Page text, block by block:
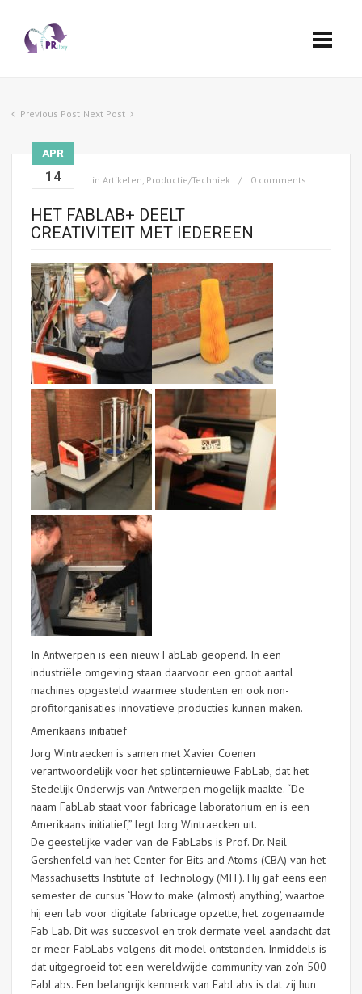
Previous Post Next Post
APR
14 in Artikelen, Productie/Techniek 0 comments
HET FABLAB+ DEELT
CREATIVITEIT MET IEDEREEN
In Antwerpen is een nieuw FabLab geopend. In een
industriële omgeving staan daarvoor een groot aantal
machines opgesteld waarmee studenten en ook non-
profitorganisaties innovatieve producties kunnen maken.
Amerikaans initiatief
Jorg Wintraecken is samen met Xavier Coenen
verantwoordelijk voor het splinternieuwe FabLab, dat het
Stedelijk Onderwijs van Antwerpen mogelijk maakte. “De
naam FabLab staat voor fabricage laboratorium en is een
Amerikaans initiatief,” legt Jorg Wintraecken uit.
De geestelijke vader van de FabLabs is Prof. Dr. Neil
Gershenfeld van het Center for Bits and Atoms (CBA) van het
Massachusetts Institute of Technology (MIT). Hij gaf eens een
semester de cursus ‘How to make (almost) anything’, waartoe
hij een lab voor digitale fabricage opzette, het zogenaamde
Fab Lab. Dit was succesvol en trok dermate veel aandacht dat
er meer FabLabs volgens dit model ontstonden. Inmiddels is
dat uitgegroeid tot een wereldwijde community van zo’n 500
FabLabs. Een belangrijk kenmerk van FabLabs is dat zij hun